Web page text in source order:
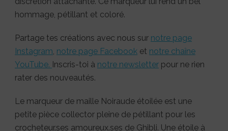
hommage, pétillant et coloré.
Partage tes créations avec nous sur notre page
Instagram, notre page Facebook et notre chaîne
YouTube. Inscris-toi à notre newsletter pour ne rien
rater des nouveautés.
Le marqueur de maille Noiraude étoilée est une
petite pièce collector pleine de pétillant pour les
crocheteur.ses amoureux.ses de Ghibli. Une étoile à